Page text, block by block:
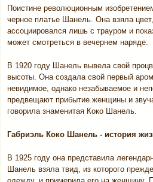
Поистине революционным
черное платье Шанель. Она взяла
ассоциировался лишь с трауром и
может смотреться в вечернем наряде.
В 1920 году Шанель вывела свой
высоты. Она создала свой первый
невидимое, однако незабываемое и
предвещают прибытие женщины и
говорила знаменитая Коко Шанель.
Габриэль Коко Шанель - история
В 1925 году она представила
Шанель взяла твид, из которого